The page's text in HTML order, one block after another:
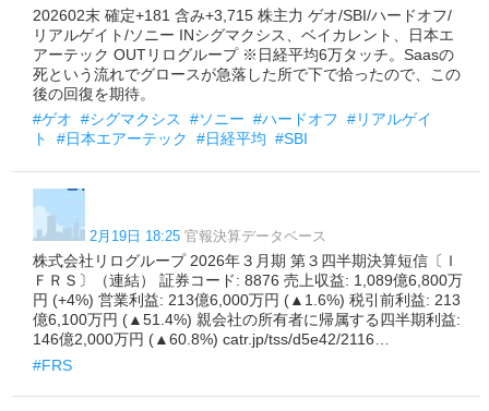
202602末 確定+181 含み+3,715 株主力 ゲオ/SBI/ハードオフ/
リアルゲイト/ソニー INシグマクシス、ベイカレント、日本エ
アーテック OUTリログループ ※日経平均6万タッチ。Saasの
死という流れでグロースが急落した所で下で拾ったので、この
後の回復を期待。
#ゲオ #シグマクシス #ソニー #ハードオフ #リアルゲイ
ト
#日本エアーテック #日経平均 #SBI
2月19日 18:25 官報決算データベース
株式会社リログループ 2026年３月期 第３四半期決算短信〔Ｉ
ＦＲＳ〕（連結） 証券コード: 8876 売上収益: 1,089億6,800万
円 (+4%) 営業利益: 213億6,000万円 (▲1.6%) 税引前利益: 213
億6,100万円 (▲51.4%) 親会社の所有者に帰属する四半期利益:
146億2,000万円 (▲60.8%) catr.jp/tss/d5e42/2116…
#FRS